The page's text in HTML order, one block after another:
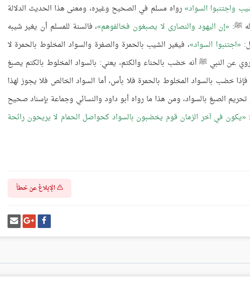
واجتنبوا السواد رواه مسلم في الصحيح وغيره، ومعنى هذا الحديث الدلالة
ﷺ: إن اليهود والنصارى لا يصبغون فخالفوهم ، فالسنة للمسلم أن يغير شيبه
اجتنبوا السواد ، فيغير الشيب بالحمرة والصفرة والسواد المخلوط بالحمرة لا
عن النبي ﷺ أنه خضب بالحناء والكتم، يعني: بالسواد المخلوط بالكتم يصبغ
خضب بالسواد المخلوط بالحمرة فلا بأس، أما السواد الخالص فلا يجوز لهذا
الصبغ بالسواد، ومن هذا ما رواه أبو داود والنسائي وجماعة بإسناد صحيح
يكون في آخر الزمان قوم يخضبون بالسواد كحواصل الحمام لا يريحون رائحة
الإبلاغ عن خطأ
شارك
على
فيسبوك
شارك
على
غوغل
بلس
إرسل
إيميل